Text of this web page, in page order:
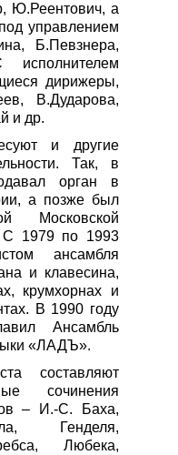
Ю.Реентович, а
управлением
Б.Певзнера,
дирижеры,
В.Дударова,
и др.
и другие
Так, в
орган в
а позже был
Московской
С 1979 по 1993
ансамбля
и клавесина,
крумхорнах и
В 1990 году
Ансамбль
«ЛАДЪ».
составляют
сочинения
– И.-С. Баха,
Генделя,
Любека,